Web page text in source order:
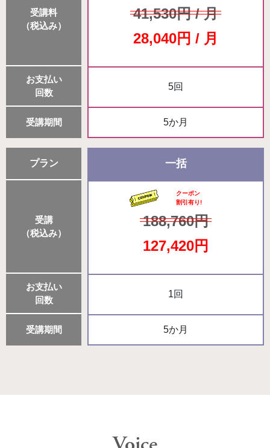
受講料
（税込み）
41,530円 / 月
28,040円 / 月
お支払い
回数
5回
受講期間 5か月
プラン 一括
受講
（税込み）
クーポン
割引有り!
188,760円
127,420円
お支払い
回数
1回
受講期間 5か月